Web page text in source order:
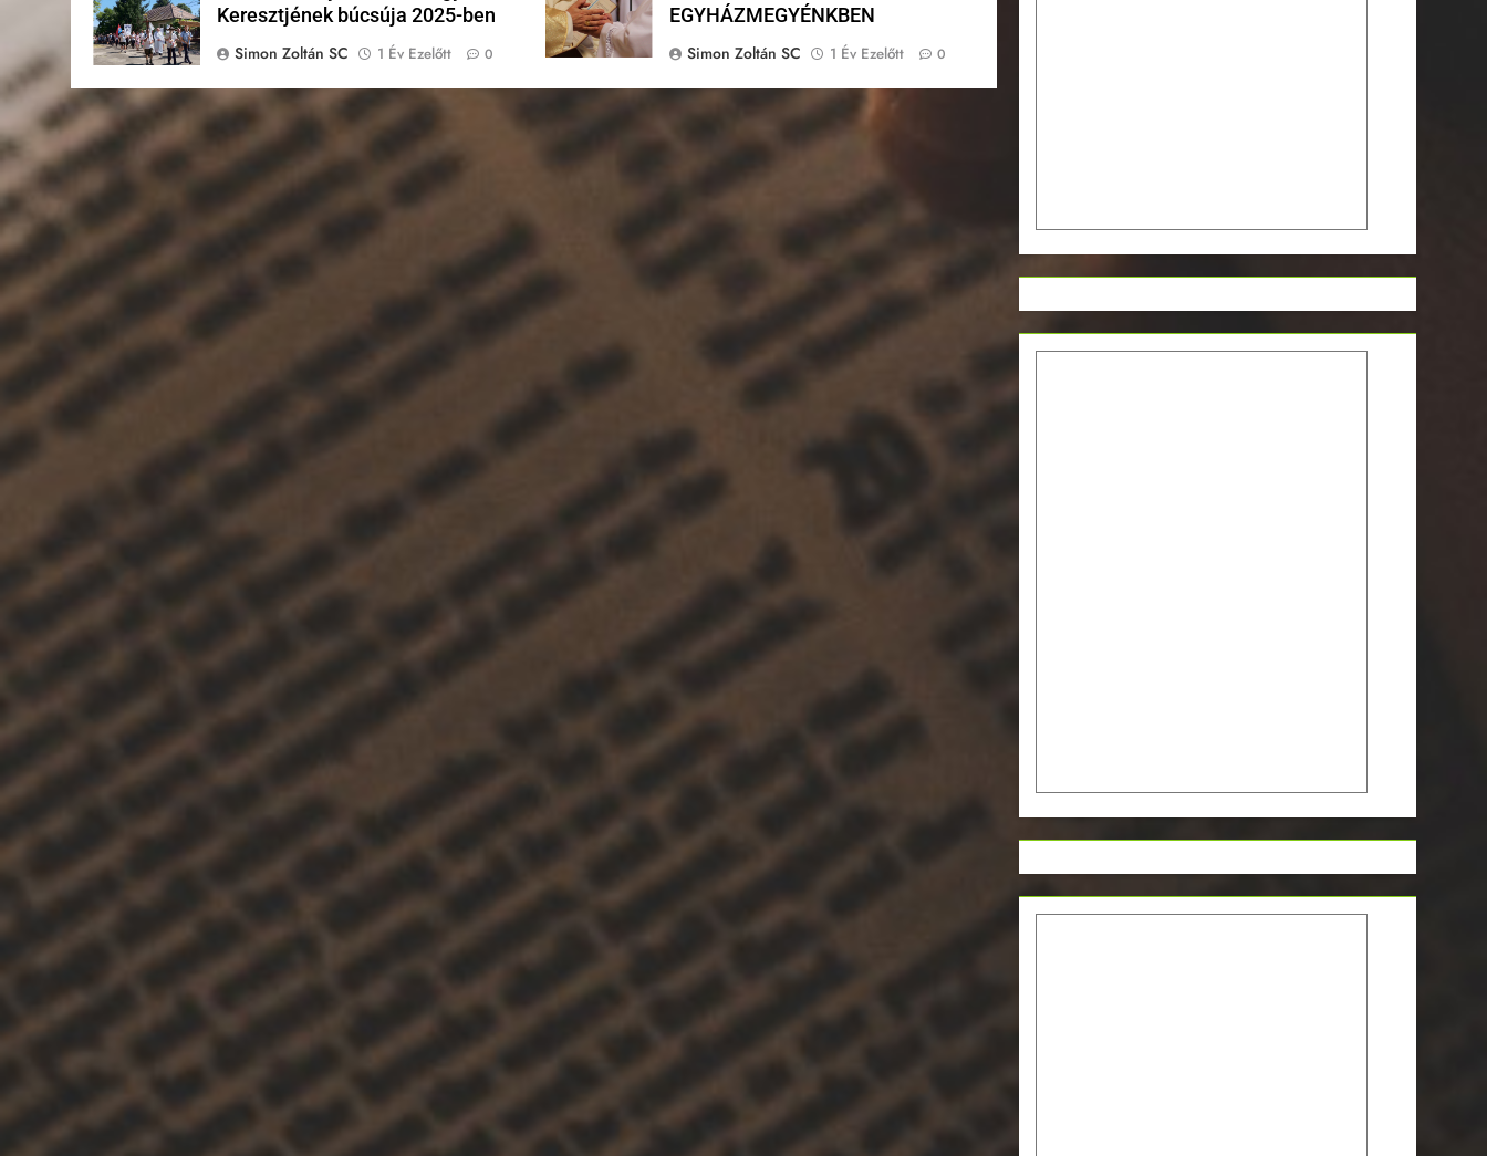
Keresztjének búcsúja 2025-ben
Simon Zoltán SC
1 Év Ezelőtt 0
EGYHÁZMEGYÉNKBEN
Simon Zoltán SC
1 Év Ezelőtt 0